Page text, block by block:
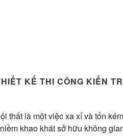
KẾ THI CÔNG KIẾN
thất là một việc xa xỉ và tốn
khao khát sở hữu không